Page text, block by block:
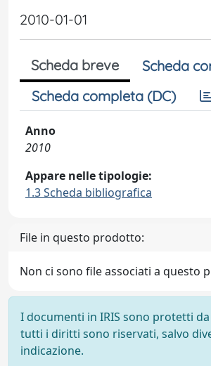
2010-01-01
Scheda breve
Scheda
Scheda completa (DC)
Anno
2010
Appare nelle tipologie:
1.3 Scheda bibliografica
File in questo prodotto:
Non ci sono file associati a questo
I documenti in IRIS sono protetti
tutti i diritti sono riservati, salvo
indicazione.